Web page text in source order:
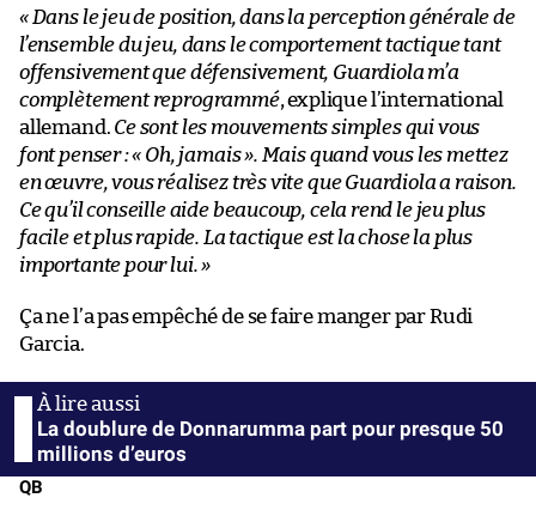
« Dans le jeu de position, dans la perception générale de
l’ensemble du jeu, dans le comportement tactique tant
offensivement que défensivement, Guardiola m’a
complètement reprogrammé, explique l’international
allemand. Ce sont les mouvements simples qui vous
font penser : « Oh, jamais ». Mais quand vous les mettez
en œuvre, vous réalisez très vite que Guardiola a raison.
Ce qu’il conseille aide beaucoup, cela rend le jeu plus
facile et plus rapide. La tactique est la chose la plus
importante pour lui. »
Ça ne l’a pas empêché de se faire manger par Rudi
Garcia.
La doublure de Donnarumma part pour presque 50
millions d’euros
QB